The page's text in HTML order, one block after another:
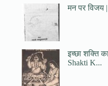
मन पर विजय
इच्छा शक्ति
Shakti K...